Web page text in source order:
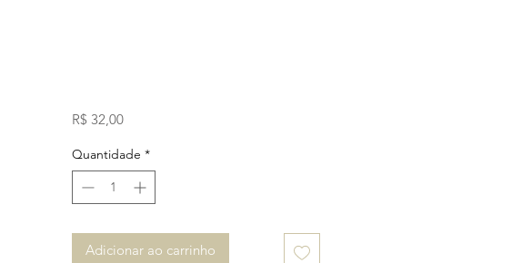
R$ 32,00Preço
Quantidade *
Adicionar ao carrinho